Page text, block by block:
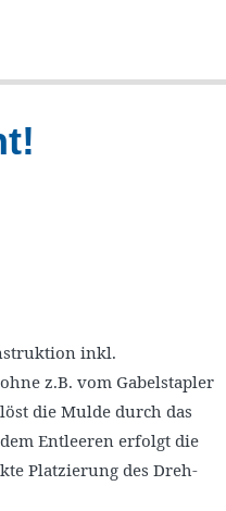
inkl.
z.B. vom Gabelstapler
die Mulde durch das
Entleeren erfolgt die
Platzierung des Dreh-